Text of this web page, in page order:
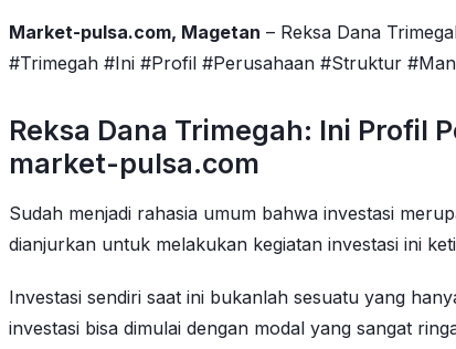
Market-pulsa.com, Magetan – Reksa Dana
#Trimegah #Ini #Profil #Perusahaan #Struktur
Reksa Dana Trimegah: Ini Profil
market-pulsa.com
Sudah menjadi rahasia umum bahwa investasi
dianjurkan untuk melakukan kegiatan investasi ini
Investasi sendiri saat ini bukanlah sesuatu yang
investasi bisa dimulai dengan modal yang sangat